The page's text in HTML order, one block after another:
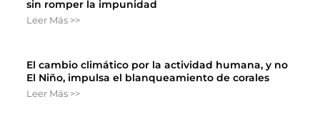
sin romper la impunidad
Leer Más >>
El cambio climático por la actividad humana, y no
El Niño, impulsa el blanqueamiento de corales
Leer Más >>